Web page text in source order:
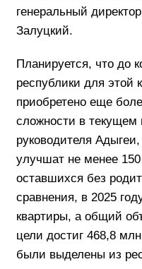
генеральный
Залуцкий.
Планируется, что до
республики для этой
приобретено еще
сложности в текущем
руководителя
улучшат не менее
оставшихся без
сравнения, в 2025
квартиры, а общий
цели достиг 468,8
были выделены из